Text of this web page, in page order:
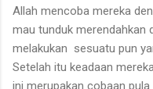
Allah mencoba mereka
mau tun­duk merendahkan
melakukan sesuatu pun
Setelah itu keadaan
ini merupakan cobaan